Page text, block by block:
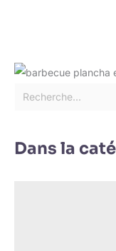
Dans la